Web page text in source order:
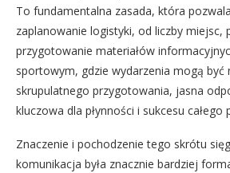
To fundamentalna zasada, która
zaplanowanie logistyki, od liczby miejsc,
przygotowanie materiałów
sportowym, gdzie wydarzenia mogą być
skrupulatnego przygotowania, jasna
kluczowa dla płynności i sukcesu całego
Znaczenie i pochodzenie tego skrótu
komunikacja była znacznie bardziej